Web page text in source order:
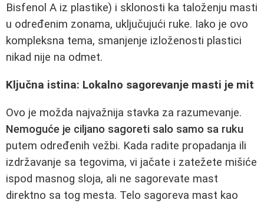
Bisfenol A iz plastike) i sklonosti ka taloženju masti
u određenim zonama, uključujući ruke. Iako je ovo
kompleksna tema, smanjenje izloženosti plastici
nikad nije na odmet.
Ključna istina: Lokalno sagorevanje masti je mit
Ovo je možda najvažnija stavka za razumevanje.
Nemoguće je ciljano sagoreti salo samo sa ruku
putem određenih vežbi. Kada radite propadanja ili
izdržavanje sa tegovima, vi jačate i zatežete mišiće
ispod masnog sloja, ali ne sagorevate mast
direktno sa tog mesta. Telo sagoreva mast kao